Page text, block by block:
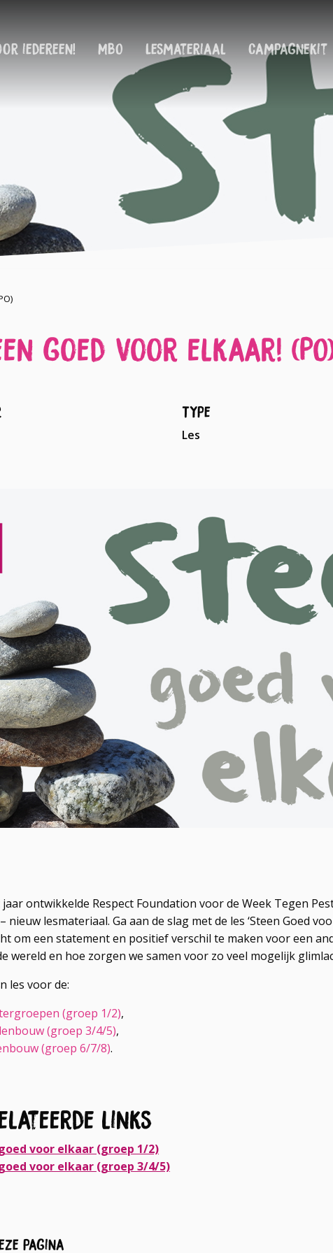
iedereen! MBO Lesmateriaal Campagnekit
goed voor elkaar!
Type
Les
ontwikkelde Respect Foundation voor de Week Tegen
nieuw lesmateriaal. Ga aan de slag met de les ‘Steen Goed
om een statement en positief verschil te maken voor een
wereld en hoe zorgen we samen voor zo veel mogelijk
les voor de:
(groep 1/2),
(groep 3/4/5),
(groep 6/7/8).
links
voor elkaar (groep 1/2)
voor elkaar (groep 3/4/5)
pagina